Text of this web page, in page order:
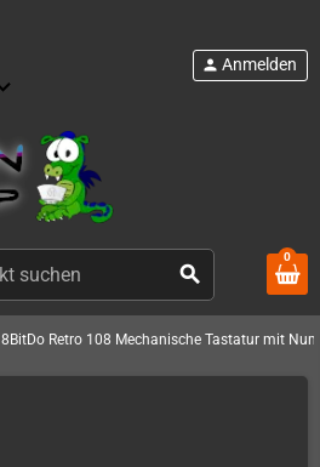
search
person Anmelden
0
8BitDo Retro 108 Mechanische Tastatur mit